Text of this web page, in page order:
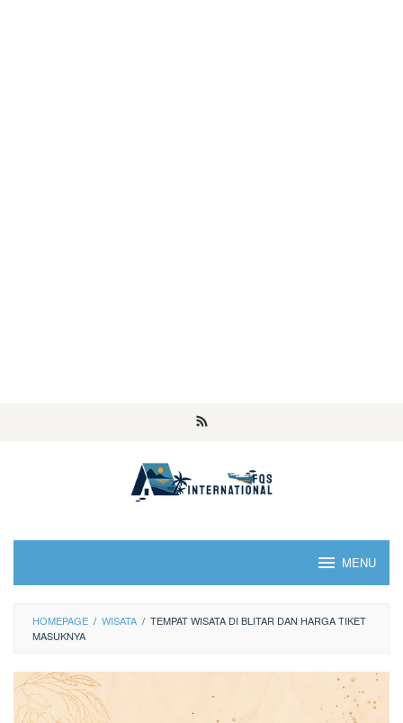
MENU
HOMEPAGE / WISATA / TEMPAT WISATA DI BLITAR DAN HARGA TIKET
MASUKNYA